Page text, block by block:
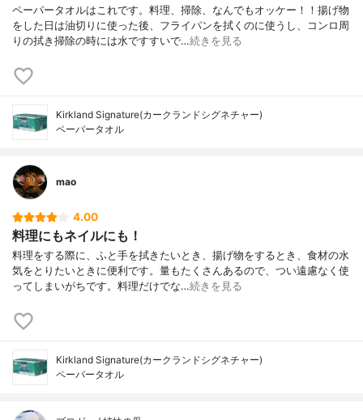
ペーパータオルはこれです。料理、掃除、なんでもオッケー！！揚げ物
をした日は油切りに使った後、フライパンを拭くのに使うし、コンロ周
りの拭き掃除の時には水ですすいで…続きを見る
Kirkland Signature(カークランドシグネチャー)
ペーパータオル
mao
4.00
料理にもネイルにも！
料理をする際に、ふと手を拭きたいとき、揚げ物をするとき、食材の水
気をとりたいときに便利です。量もたくさんあるので、つい遠慮なく使
ってしまいがちです。料理だけでな…続きを見る
Kirkland Signature(カークランドシグネチャー)
ペーパータオル